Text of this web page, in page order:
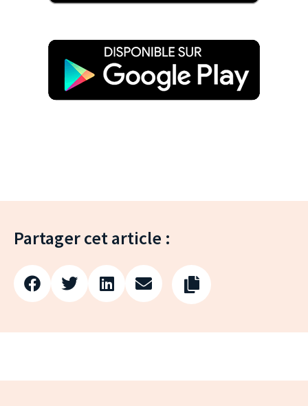
Partager cet article :